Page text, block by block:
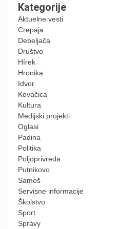
Kategorije
Aktuelne vesti
Crepaja
Debeljača
Društvo
Hírek
Hronika
Idvor
Kovačica
Kultura
Medijski projekti
Oglasi
Padina
Politika
Poljoprivreda
Putnikovo
Samoš
Servisne informacije
Školstvo
Sport
Správy